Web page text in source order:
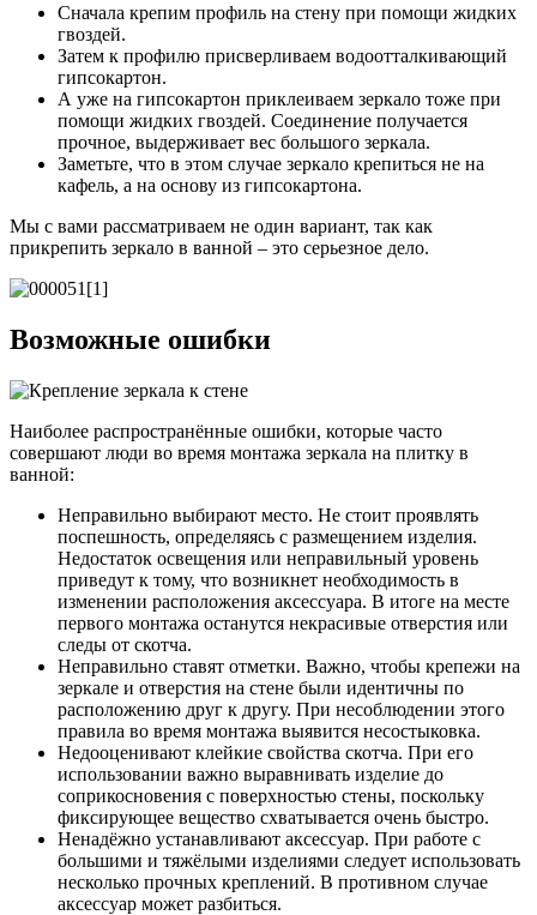
Сначала крепим профиль на стену при помощи жидких
гвоздей.
Затем к профилю присверливаем водоотталкивающий
гипсокартон.
А уже на гипсокартон приклеиваем зеркало тоже при
помощи жидких гвоздей. Соединение получается
прочное, выдерживает вес большого зеркала.
Заметьте, что в этом случае зеркало крепиться не на
кафель, а на основу из гипсокартона.
Мы с вами рассматриваем не один вариант, так как
прикрепить зеркало в ванной – это серьезное дело.
Возможные ошибки
Наиболее распространённые ошибки, которые часто
совершают люди во время монтажа зеркала на плитку в
ванной:
Неправильно выбирают место. Не стоит проявлять
поспешность, определяясь с размещением изделия.
Недостаток освещения или неправильный уровень
приведут к тому, что возникнет необходимость в
изменении расположения аксессуара. В итоге на месте
первого монтажа останутся некрасивые отверстия или
следы от скотча.
Неправильно ставят отметки. Важно, чтобы крепежи на
зеркале и отверстия на стене были идентичны по
расположению друг к другу. При несоблюдении этого
правила во время монтажа выявится несостыковка.
Недооценивают клейкие свойства скотча. При его
использовании важно выравнивать изделие до
соприкосновения с поверхностью стены, поскольку
фиксирующее вещество схватывается очень быстро.
Ненадёжно устанавливают аксессуар. При работе с
большими и тяжёлыми изделиями следует использовать
несколько прочных креплений. В противном случае
аксессуар может разбиться.